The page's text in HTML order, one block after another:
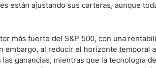
están ajustando sus carteras, aunque
más fuerte del S&P 500, con una
embargo, al reducir el horizonte temporal
ganancias, mientras que la tecnología